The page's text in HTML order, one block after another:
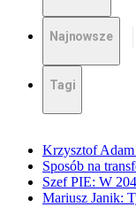
Najnowsze
Tagi
Krzysztof
Sposób na
Szef PIE: W
Mariusz Janik: